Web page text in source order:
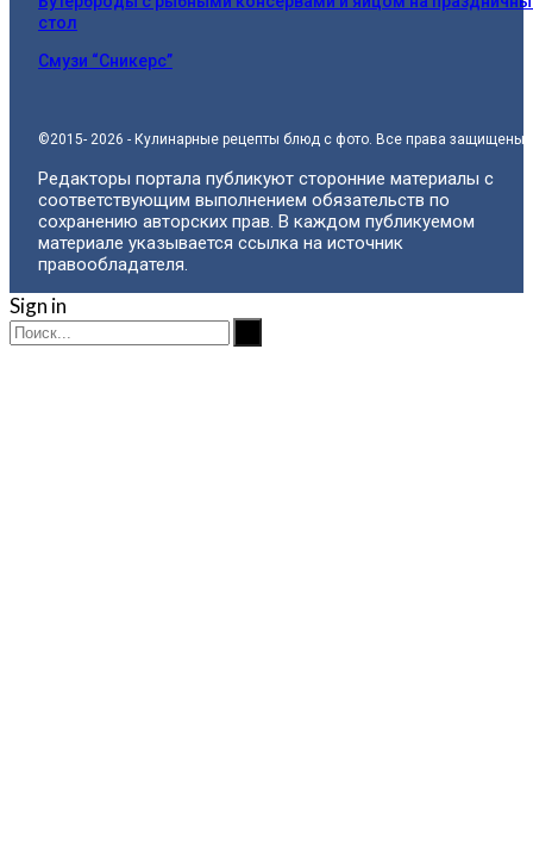
стол
Смузи “Сникерс”
©2015- 2026 - Кулинарные рецепты блюд с фото. Все права защищены.
Редакторы портала публикуют сторонние материалы с
соответствующим выполнением обязательств по
сохранению авторских прав. В каждом публикуемом
материале указывается ссылка на источник
правообладателя.
Sign in